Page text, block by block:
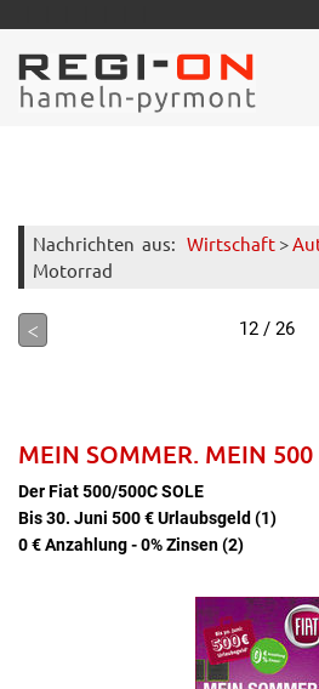
Nachrichten aus: Wirtschaft >
Motorrad
< 12 / 26
MEIN SOMMER. MEIN 500
Der Fiat 500/500C SOLE
Bis 30. Juni 500 € Urlaubsgeld (1)
0 € Anzahlung - 0% Zinsen (2)